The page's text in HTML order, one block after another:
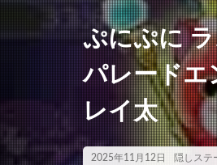
ぷにぷに
パレード
レイ太
2025年11月12日 隠しステ